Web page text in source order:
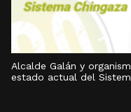
Alcalde Galán y
estado actual del